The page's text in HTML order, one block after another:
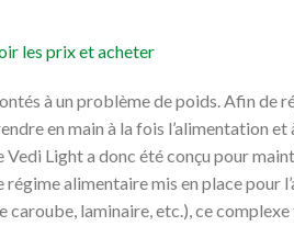
les prix et acheter
à un problème de poids. Afin de
en main à la fois l’alimentation et
Light a donc été conçu pour
alimentaire mis en place pour
caroube, laminaire, etc.), ce